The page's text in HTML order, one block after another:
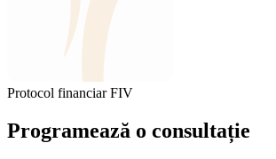
Protocol financiar FIV
Programează o consultație